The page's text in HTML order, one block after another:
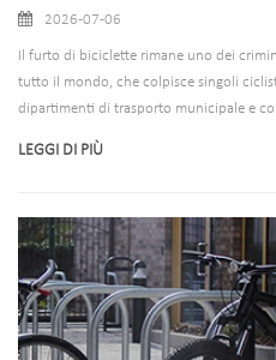
2026-07-06
Il furto di biciclette rimane uno dei
tutto il mondo, che colpisce singoli
dipartimenti di trasporto municipale e
strutture di saldatura, singoli punti di
consentono ai ladri di fare leva, tagliare
minuti per rubare le biciclette senza
LEGGI DI PIÙ